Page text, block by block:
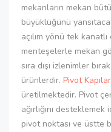
mekanların mekan
büyüklüğünü
açılım yönü tek
menteşelerle mekan
sıra dışı izlenimler
ürünlerdir. Pivot Kapılar
üretilmektedir. Pivot
ağırlığını
pivot noktası ve üstte